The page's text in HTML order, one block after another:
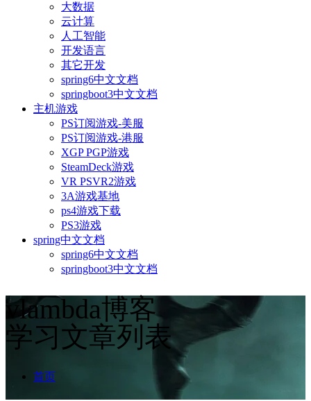
大数据
云计算
人工智能
开发语言
其它开发
spring6中文文档
springboot3中文文档
主机游戏
PS订阅游戏-美服
PS订阅游戏-港服
XGP PGP游戏
SteamDeck游戏
VR PSVR2游戏
3A游戏基地
ps4游戏下载
PS3游戏
spring中文文档
spring6中文文档
springboot3中文文档
vlambda博客
学习文章列表
首页